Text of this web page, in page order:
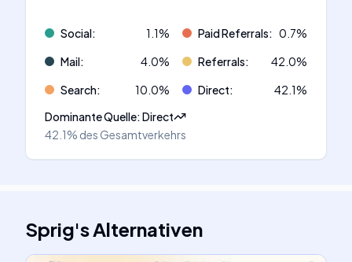
Social: 1.1% Paid Referrals: 0.7%
Mail: 4.0% Referrals: 42.0%
Search: 10.0% Direct: 42.1%
Dominante Quelle:Direct
42.1% des Gesamtverkehrs
Sprig'sAlternativen